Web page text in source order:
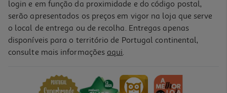
Paté De Atum Santa Catarina 120g
login e em função da proximidade e do código postal,
serão apresentados os preços em vigor na loja que serve
o local de entrega ou de recolha. Entregas apenas
disponíveis para o território de Portugal continental,
consulte mais informações aqui.